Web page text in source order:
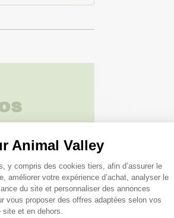
Animal Valley
Gestion du
y compris des cookies tiers, afin d’assurer le
améliorer votre expérience d’achat, analyser le
du site et personnaliser des annonces
vous proposer des offres adaptées selon vos
site et en dehors.